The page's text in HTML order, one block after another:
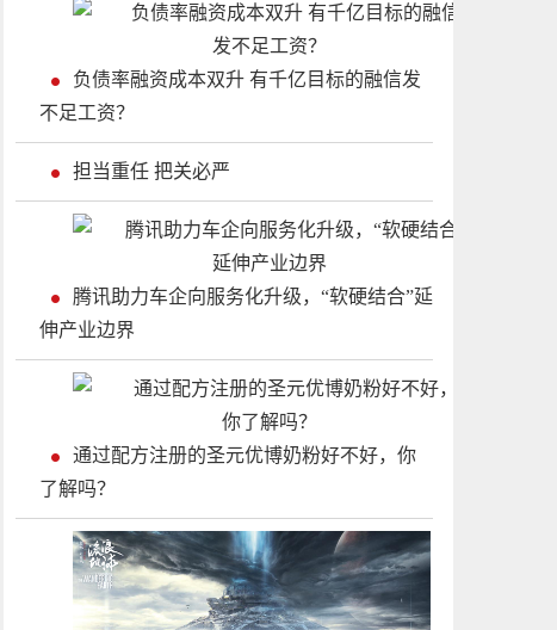
负债率融资成本双升 有千亿目标的融信发
不足工资？
担当重任 把关必严
腾讯助力车企向服务化升级，“软硬结合”延
伸产业边界
通过配方注册的圣元优博奶粉好不好，你
了解吗？